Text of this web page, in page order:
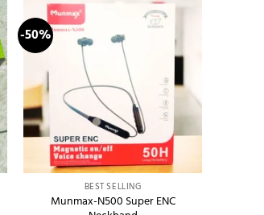
-50% Add to
wishlist
BEST SELLING
Munmax-N500 Super ENC